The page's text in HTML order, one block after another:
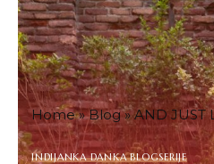
Home»Blog»AND JUST
INDIJANKA DANKA BLOGSERIJE